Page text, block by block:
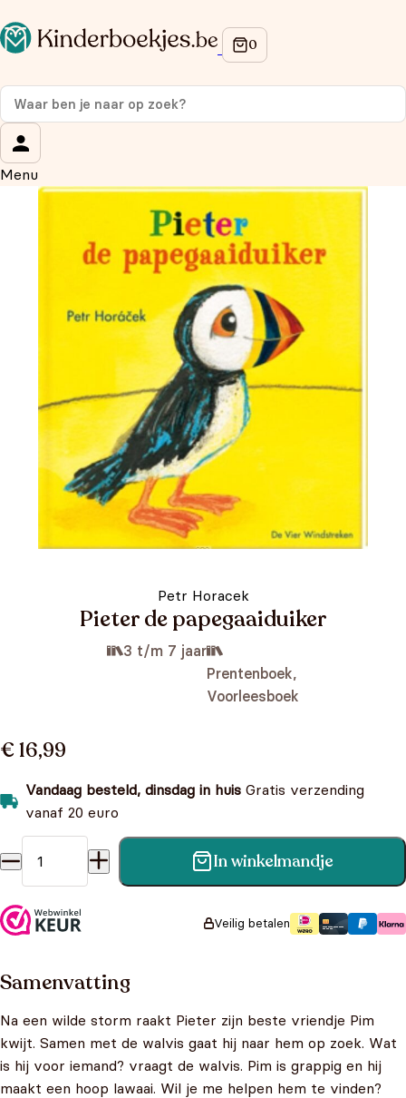
Menu
Petr Horacek
Pieter de papegaaiduiker
3 t/m 7 jaar
Prentenboek,
Voorleesboek
€ 16,99
Vandaag besteld, dinsdag in huis Gratis verzending
vanaf 20 euro
Pieter de papegaaiduiker aantal In winkelmandje
Veilig betalen
Samenvatting
Na een wilde storm raakt Pieter zijn beste vriendje Pim
kwijt. Samen met de walvis gaat hij naar hem op zoek. Wat
is hij voor iemand? vraagt de walvis. Pim is grappig en hij
maakt een hoop lawaai. Wil je me helpen hem te vinden?
Op de hoogte blijven van onze acties?
Meld je aan voor onze nieuwsbrief en ontvang
korting
Wat is je voornaam?
Wat is je e-mailadres?*
We gebruiken je gegevens om contact op te nemen, in
overeenstemming met ons
privacybeleid.